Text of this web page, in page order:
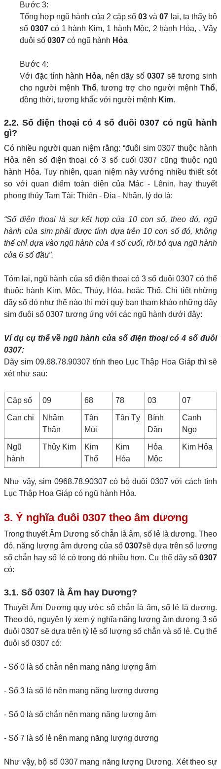
Bước 3:
Tổng hợp ngũ hành của 2 cặp số03 và07 lại, ta thấy bộ
số 0307có 1 hành Kim, 1 hành Mộc, 2 hành Hỏa, . Vậy
đuôi số 0307 có ngũ hành Hỏa
Bước 4:
Với đặc tính hành Hỏa, nên dãy số0307 sẽ tương sinh
cho người mệnh Thổ, tương trợ cho người mệnh Thổ,
đồng thời, tương khắc với người mệnh Kim.
2.2. Số điện thoại có 4 số đuôi 0307 có ngũ hành
gì?
Có nhiều người quan niệm rằng: “đuôi sim 0307 thuộc hành
Hỏa nên số điện thoại có 3 số cuối 0307 cũng thuộc ngũ
hành Hỏa. Tuy nhiên, quan niệm này vướng nhiều thiết sót
so với quan điểm toàn diện của Mác - Lênin, hay thuyết
phong thủy Tam Tài: Thiên - Địa - Nhân, lý do là:
“Số điện thoại là sự kết hợp của 10 con số, theo đó, ngũ
hành của sim phải được tính dựa trên 10 con số đó, không
thể chỉ dựa vào ngũ hành của 4 số cuối, rồi bỏ qua ngũ hành
của 6 số đầu”.
Tóm lại, ngũ hành của số điện thoại có 3 số đuôi 0307 có thể
thuộc hành Kim, Mộc, Thủy, Hỏa, hoặc Thổ. Chi tiết những
dãy số đó như thế nào thì mời quý bạn tham khảo những dãy
sim đuôi số 0307 tương ứng với các ngũ hành dưới đây:
Ví dụ cụ thể về ngũ hành của số điện thoại có 4 số đuôi
0307:
Dãy sim 09.68.78.90307 tính theo Lục Thập Hoa Giáp thì sẽ
xét như sau:
Cặp số 09 68 78 03 07
Can chi
Nhâm
Thân
Tân
Mùi
Tân Tỵ
Bính
Dần
Canh
Ngọ
Ngũ
hành
Thủy Kim
Kim
Thổ
Kim
Hỏa
Hỏa
Mộc
Kim Hỏa
Như vậy, sim 0968.78.90307 có bộ đuôi 0307 với cách tính
Lục Thập Hoa Giáp có ngũ hành Hỏa.
3. Ý nghĩa đuôi 0307 theo âm dương
Trong thuyết Âm Dương số chẵn là âm, số lẻ là dương. Theo
đó, năng lượng âm dương của số0307sẽ dựa trên số lượng
số chẵn hay số lẻ có trong đó nhiều hơn. Cụ thể dãy số 0307
có:
3.1. Số 0307 là Âm hay Dương?
Thuyết Âm Dương quy ước số chẵn là âm, số lẻ là dương.
Theo đó, nguyên lý xem ý nghĩa năng lượng âm dương 3 số
đuôi 0307 sẽ dựa trên tỷ lệ số lượng số chẵn và số lẻ. Cụ thể
đuôi số 0307 có:
- Số 0 là số chẵn nên mang năng lượng âm
- Số 3 là số lẻ nên mang năng lượng dương
- Số 0 là số chẵn nên mang năng lượng âm
- Số 7 là số lẻ nên mang năng lượng dương
Như vậy, bộ số 0307 mang năng lượng Dương. Xét theo sự